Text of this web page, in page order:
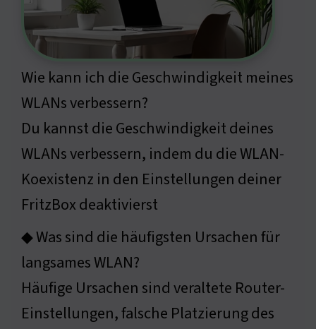
Wie kann ich die Geschwindigkeit meines
WLANs verbessern?
Du kannst die Geschwindigkeit deines
WLANs verbessern, indem du die WLAN-
Koexistenz in den Einstellungen deiner
FritzBox deaktivierst
◆ Was sind die häufigsten Ursachen für
langsames WLAN?
Häufige Ursachen sind veraltete Router-
Einstellungen, falsche Platzierung des